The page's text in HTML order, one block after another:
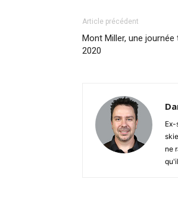
Article précédent
Mont Miller, une
2020
Ex-
ne